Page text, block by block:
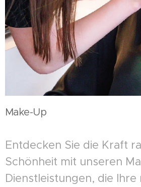
Make-Up
Entdecken Sie die Kraft
Schönheit mit unseren
Dienstleistungen, die Ihre